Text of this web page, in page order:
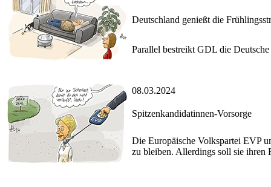
Deutschland genießt die
Parallel bestreikt GDL die
08.03.2024
Spitzenkandidatinnen-Vorsorge
Die Europäische Volkspartei EVP
zu bleiben. Allerdings soll sie ihren